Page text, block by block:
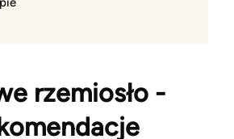
rzemiosło -